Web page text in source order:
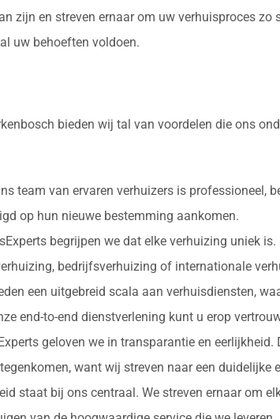
zijn en streven ernaar om uw verhuisproces
uw behoeften voldoen.
bieden wij tal van voordelen die ons
team van ervaren verhuizers is professioneel,
op hun nieuwe bestemming aankomen.
begrijpen we dat elke verhuizing uniek
bedrijfsverhuizing of internationale
een uitgebreid scala aan verhuisdiensten,
end-to-end dienstverlening kunt u erop
geloven we in transparantie en
want wij streven naar een
staat bij ons centraal. We streven ernaar om